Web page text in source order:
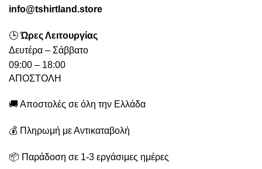
info@tshirtland.store
🕒Ώρες Λειτουργίας
Δευτέρα – Σάββατο
09:00 – 18:00
ΑΠΟΣΤΟΛΗ
🚚 Αποστολές σε όλη την Ελλάδα
💰 Πληρωμή με Αντικαταβολή
📦 Παράδοση σε 1-3 εργάσιμες ημέρες